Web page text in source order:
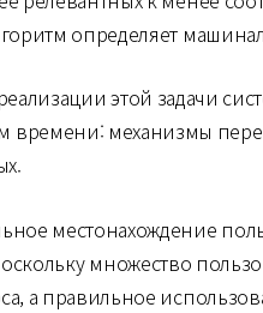
определяет
этой задачи
времени: механизмы
местонахождение
множество
а правильное